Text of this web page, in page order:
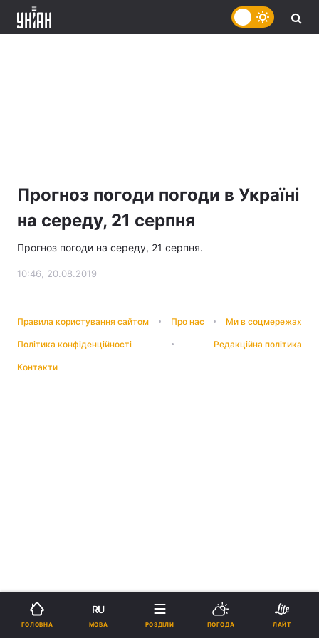
Прогноз погоди погоди в Україні
на середу, 21 серпня
Прогноз погоди на середу, 21 серпня.
10:46, 20.08.2019
Правила користування сайтом Про нас Ми в соцмережах
Політика конфіденційності Редакційна політика
Контакти
ГОЛОВНА
RU
МОВА РОЗДІЛИ ПОГОДА ЛАЙТ